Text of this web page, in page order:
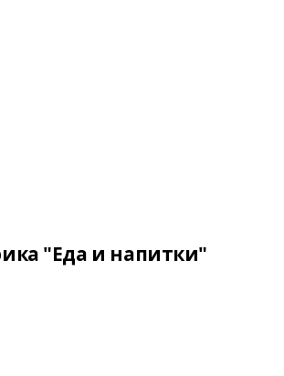
"Еда и напитки"